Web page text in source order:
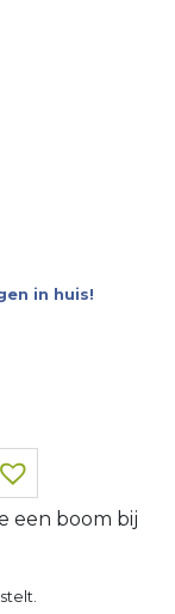
in huis!
een boom bij